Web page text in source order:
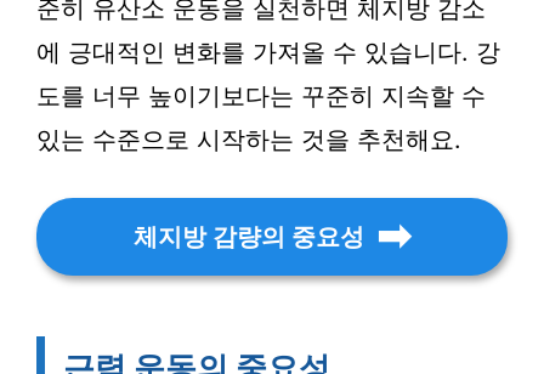
준히 유산소 운동을 실천하면 체지방 감소
에 긍대적인 변화를 가져올 수 있습니다. 강
도를 너무 높이기보다는 꾸준히 지속할 수
있는 수준으로 시작하는 것을 추천해요.
체지방 감량의 중요성